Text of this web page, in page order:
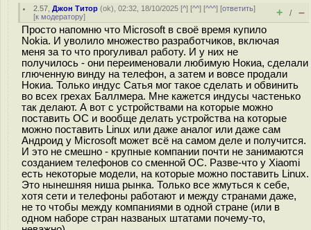
2.57 ,Джон Титор (ok), 02:32, 18/10/2025 [^] [^^] [^^^] [ответить]
[к модератору] + / –
Просто напомню что Microsoft в своё время купило
Nokia. И уволило множество разработчиков, включая
меня за то что прогуливал работу. И у них не
получилось - они переименовали любимую Нокиа, сделали
глюченную винду на телефон, а затем и вовсе продали
Нокиа. Только индус Сатья мог такое сделать и обвинить
во всех грехах Баллмера. Мне кажется индусы частенько
так делают. А вот с устройствами на которые можно
поставить ОС и вообще делать устройства на которые
можно поставить Linux или даже аналог или даже сам
Андроид у Microsoft может всё на самом деле и получится.
И это не смешно - крупные компании почти не занимаются
созданием телефонов со сменной ОС. Разве-что у Xiaomi
есть некоторые модели, на которые можно поставить Linux.
Это нынешняя ниша рынка. Только все жмуться к себе,
хотя сети и телефоны работают и между странами даже,
не то чтобы между компаниями в одной стране (или в
одном наборе стран названых штатами почему-то,